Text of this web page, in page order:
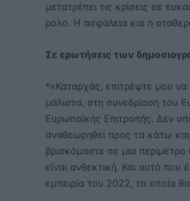
μετατρέπει τις κρίσεις σε
ρόλο. Η ασφάλεια και η
Σε ερωτήσεις των
*«Καταρχάς, επιτρέψτε μου να
μάλιστα, στη συνεδρίαση του
Ευρωπαϊκής Επιτροπής. Δεν
αναθεωρηθεί προς τα κάτω
βρισκόμαστε σε μια
είναι ανθεκτική. Και αυτό
εμπειρία του 2022, τα οποία